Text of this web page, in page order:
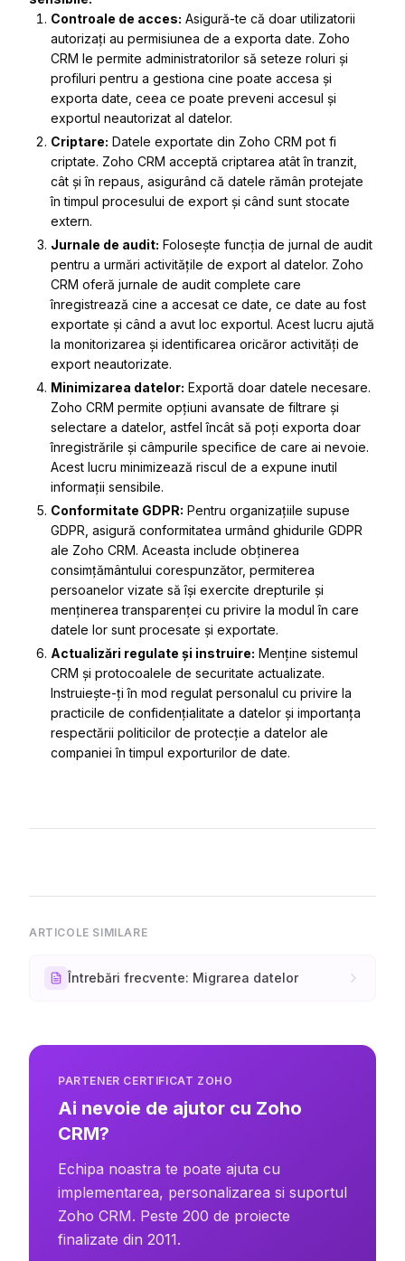
Controale de acces: Asigură-te că doar utilizatorii
autorizați au permisiunea de a exporta date. Zoho
CRM le permite administratorilor să seteze roluri și
profiluri pentru a gestiona cine poate accesa și
exporta date, ceea ce poate preveni accesul și
exportul neautorizat al datelor.
Criptare: Datele exportate din Zoho CRM pot fi
criptate. Zoho CRM acceptă criptarea atât în tranzit,
cât și în repaus, asigurând că datele rămân protejate
în timpul procesului de export și când sunt stocate
extern.
Jurnale de audit: Folosește funcția de jurnal de audit
pentru a urmări activitățile de export al datelor. Zoho
CRM oferă jurnale de audit complete care
înregistrează cine a accesat ce date, ce date au fost
exportate și când a avut loc exportul. Acest lucru ajută
la monitorizarea și identificarea oricăror activități de
export neautorizate.
Minimizarea datelor: Exportă doar datele necesare.
Zoho CRM permite opțiuni avansate de filtrare și
selectare a datelor, astfel încât să poți exporta doar
înregistrările și câmpurile specifice de care ai nevoie.
Acest lucru minimizează riscul de a expune inutil
informații sensibile.
Conformitate GDPR: Pentru organizațiile supuse
GDPR, asigură conformitatea urmând ghidurile GDPR
ale Zoho CRM. Aceasta include obținerea
consimțământului corespunzător, permiterea
persoanelor vizate să își exercite drepturile și
menținerea transparenței cu privire la modul în care
datele lor sunt procesate și exportate.
Actualizări regulate și instruire: Menține sistemul
CRM și protocoalele de securitate actualizate.
Instruiește-ți în mod regulat personalul cu privire la
practicile de confidențialitate a datelor și importanța
respectării politicilor de protecție a datelor ale
companiei în timpul exporturilor de date.
ARTICOLE SIMILARE
Întrebări frecvente: Migrarea datelor
PARTENER CERTIFICAT ZOHO
Ai nevoie de ajutor cu Zoho
CRM?
Echipa noastra te poate ajuta cu
implementarea, personalizarea si suportul
Zoho CRM. Peste 200 de proiecte
finalizate din 2011.